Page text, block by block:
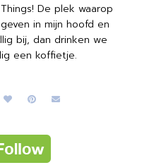
De plek waarop
in mijn hoofd en
bij, dan drinken we
een koffietje.